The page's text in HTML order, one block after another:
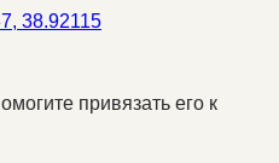
38.92115
привязать его к